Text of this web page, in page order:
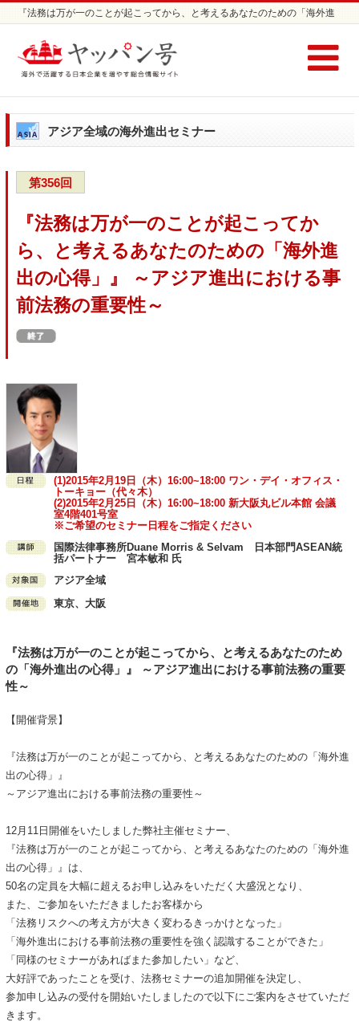
『法務は万が一のことが起こってから、と考えるあなたのための「海外進
セミナーならヤッパン号
アジア全域の海外進出セミナー
第356回
『法務は万が一のことが起こってか
ら、と考えるあなたのための「海外進
出の心得」』 ～アジア進出における事
前法務の重要性～
(1)2015年2月19日（木）16:00~18:00 ワン・デイ・オフィス・
トーキョー（代々木）
(2)2015年2月25日（木）16:00~18:00 新大阪丸ビル本館 会議
室4階401号室
※ご希望のセミナー日程をご指定ください
国際法律事務所Duane Morris & Selvam 日本部門ASEAN統
括パートナー 宮本敏和 氏
アジア全域
東京、大阪
『法務は万が一のことが起こってから、と考えるあなたのため
の「海外進出の心得」』 ～アジア進出における事前法務の重要
性～
【開催背景】
『法務は万が一のことが起こってから、と考えるあなたのための「海外進
出の心得」』
～アジア進出における事前法務の重要性～
12月11日開催をいたしました弊社主催セミナー、
『法務は万が一のことが起こってから、と考えるあなたのための「海外進
出の心得」』は、
50名の定員を大幅に超えるお申し込みをいただく大盛況となり、
また、ご参加をいただきましたお客様から
「法務リスクへの考え方が大きく変わるきっかけとなった」
「海外進出における事前法務の重要性を強く認識することができた」
「同様のセミナーがあればまた参加したい」など、
大好評であったことを受け、法務セミナーの追加開催を決定し、
参加申し込みの受付を開始いたしましたので以下にご案内をさせていただ
きます。